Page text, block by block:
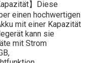
】Diese
einen hochwertigen
mit einer Kapazität
kann sie
mit Strom